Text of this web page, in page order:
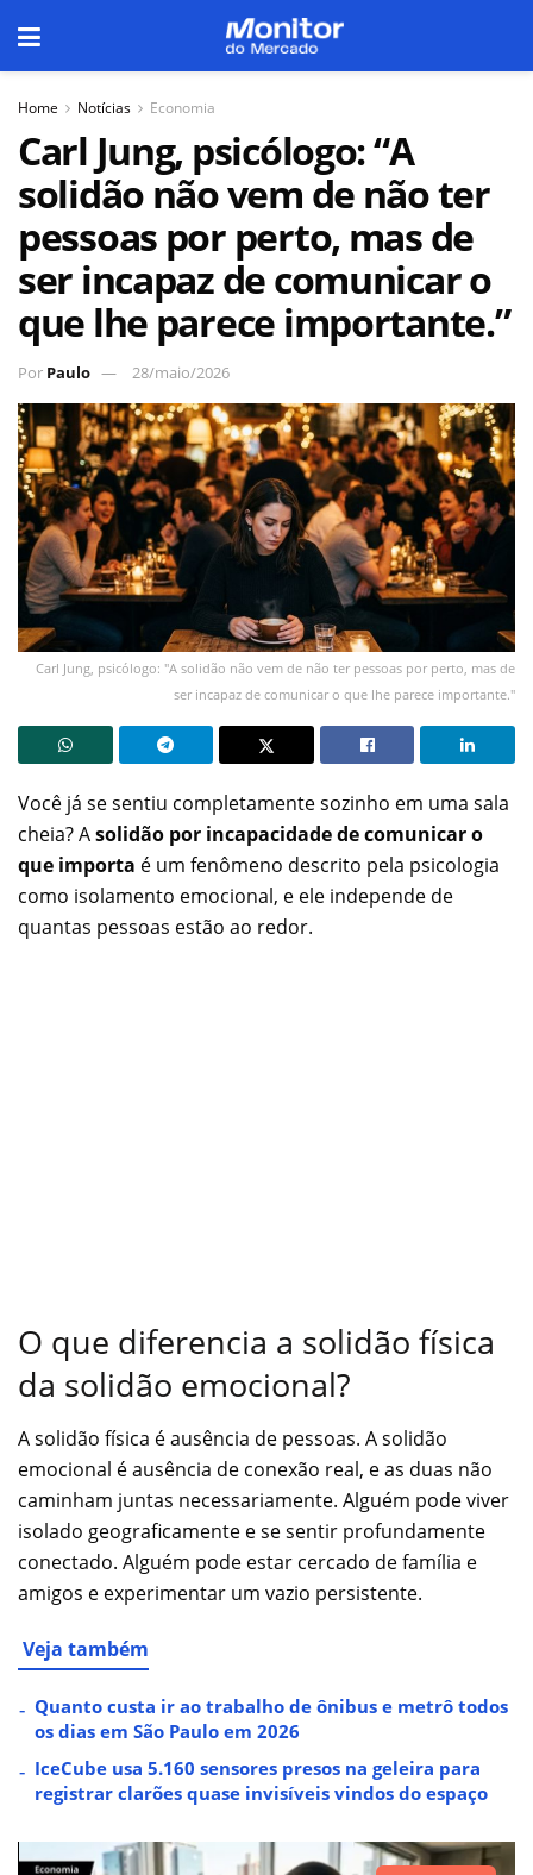
Home Notícias Economia
Carl Jung, psicólogo: “A
solidão não vem de não ter
pessoas por perto, mas de
ser incapaz de comunicar o
que lhe parece importante.”
Por Paulo 28/maio/2026
Carl Jung, psicólogo: "A solidão não vem de não ter pessoas por perto, mas de
ser incapaz de comunicar o que lhe parece importante."
Você já se sentiu completamente sozinho em uma sala
cheia? Asolidão por incapacidade de comunicar o
que importa é um fenômeno descrito pela psicologia
como isolamento emocional, e ele independe de
quantas pessoas estão ao redor.
O que diferencia a solidão física
da solidão emocional?
A solidão física é ausência de pessoas. A solidão
emocional é ausência de conexão real, e as duas não
caminham juntas necessariamente. Alguém pode viver
isolado geograficamente e se sentir profundamente
conectado. Alguém pode estar cercado de família e
amigos e experimentar um vazio persistente.
Veja também
Quanto custa ir ao trabalho de ônibus e metrô todos
os dias em São Paulo em 2026
IceCube usa 5.160 sensores presos na geleira para
registrar clarões quase invisíveis vindos do espaço